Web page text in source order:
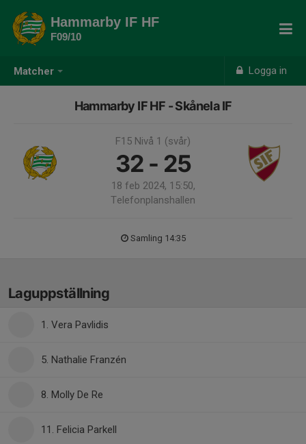
Matcher Logga in
Hammarby IF HF
F09/10
Hammarby IF HF - Skånela IF
F15 Nivå 1 (svår)
32 - 25
18 feb 2024, 15:50,
Telefonplanshallen
Samling 14:35
Laguppställning
1. Vera Pavlidis
5. Nathalie Franzén
8. Molly De Re
11. Felicia Parkell